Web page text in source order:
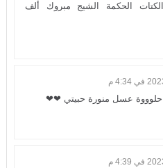
الحكمة الشيج مبروك ألف
عسل منورة حبيتي ❤❤